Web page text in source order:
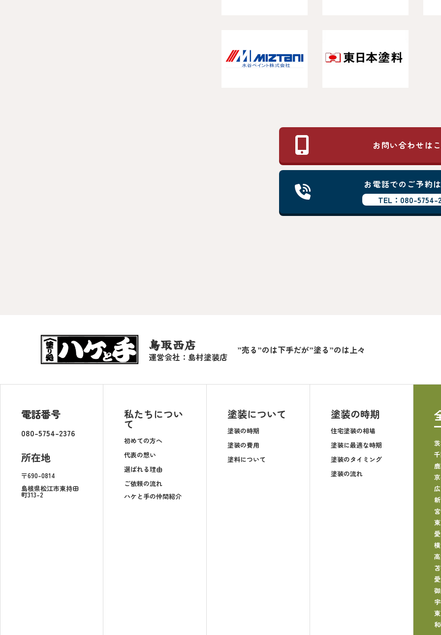
お問い合わせは
お電話でのご予約
TEL：080-5754-
鳥取西店
運営会社：島村塗装店
”売る”のは下手だが”塗る”のは上々
電話番号
080-5754-2376
所在地
〒690-0814
島根県松江市東持田
町313-2
私たちについ
て
初めての方へ
代表の想い
選ばれる理由
ご依頼の流れ
ハケと手の仲間紹介
塗装について
塗装の時期
塗装の費用
塗料について
塗装の時期
住宅塗装の相場
塗装に最適な時期
塗装のタイミング
塗装の流れ